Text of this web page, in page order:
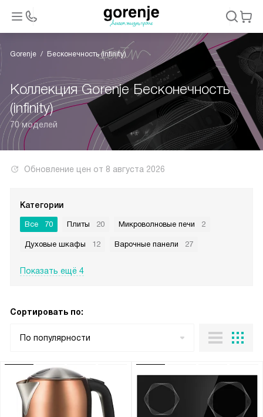
Gorenje Бесконечность (infinity)
Коллекция Gorenje Бесконечность
(infinity)
70 моделей
Обновление цен от 8 августа 2026
Категории
Все 70 Плиты 20 Микроволновые печи 2
Духовые шкафы 12 Варочные панели 27
Показать ещё 4
Сортировать по:
По популярности